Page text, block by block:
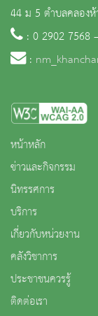
44 ม 5 ตำบลคลอง
: 0 2902 7568
:
หน้าหลัก
ข่าวและกิจกรรม
นิทรรศการ
บริการ
เกี่ยวกับหน่วยงาน
คลังวิชาการ
ประชาชนควรรู้
ติดต่อเรา